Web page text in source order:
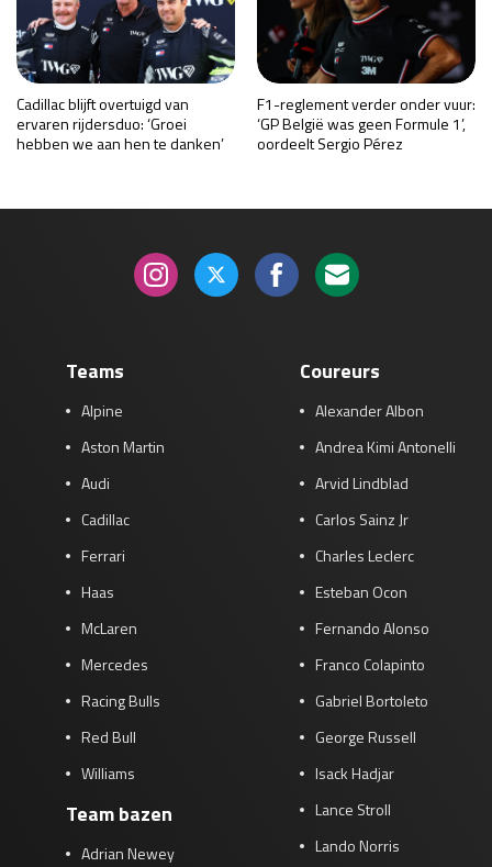
Cadillac blijft overtuigd van
ervaren rijdersduo: ‘Groei
hebben we aan hen te danken’
F1-reglement verder onder vuur:
‘GP België was geen Formule 1’,
oordeelt Sergio Pérez
Teams
Alpine
Aston Martin
Audi
Cadillac
Ferrari
Haas
McLaren
Mercedes
Racing Bulls
Red Bull
Williams
Team bazen
Adrian Newey
Coureurs
Alexander Albon
Andrea Kimi Antonelli
Arvid Lindblad
Carlos Sainz Jr
Charles Leclerc
Esteban Ocon
Fernando Alonso
Franco Colapinto
Gabriel Bortoleto
George Russell
Isack Hadjar
Lance Stroll
Lando Norris